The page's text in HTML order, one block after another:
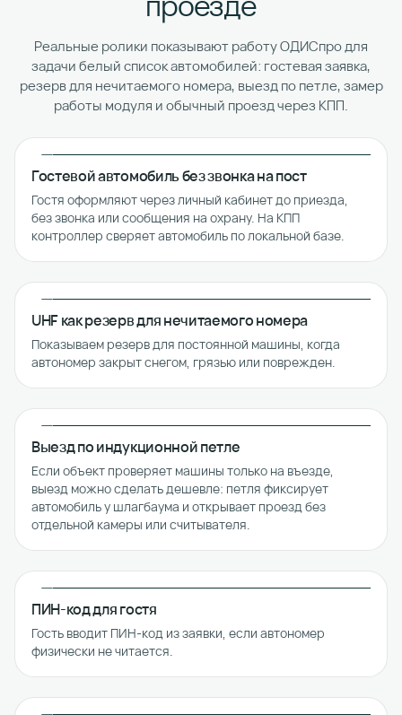
Реальные ролики показывают работу ОДИСпро для
задачи белый список автомобилей: гостевая заявка,
резерв для нечитаемого номера, выезд по петле, замер
работы модуля и обычный проезд через КПП.
Гостевой автомобиль без звонка на пост
Гостя оформляют через личный кабинет до приезда,
без звонка или сообщения на охрану. На КПП
контроллер сверяет автомобиль по локальной базе.
UHF как резерв для нечитаемого номера
Показываем резерв для постоянной машины, когда
автономер закрыт снегом, грязью или поврежден.
Выезд по индукционной петле
Если объект проверяет машины только на въезде,
выезд можно сделать дешевле: петля фиксирует
автомобиль у шлагбаума и открывает проезд без
отдельной камеры или считывателя.
ПИН-код для гостя
Гость вводит ПИН-код из заявки, если автономер
физически не читается.